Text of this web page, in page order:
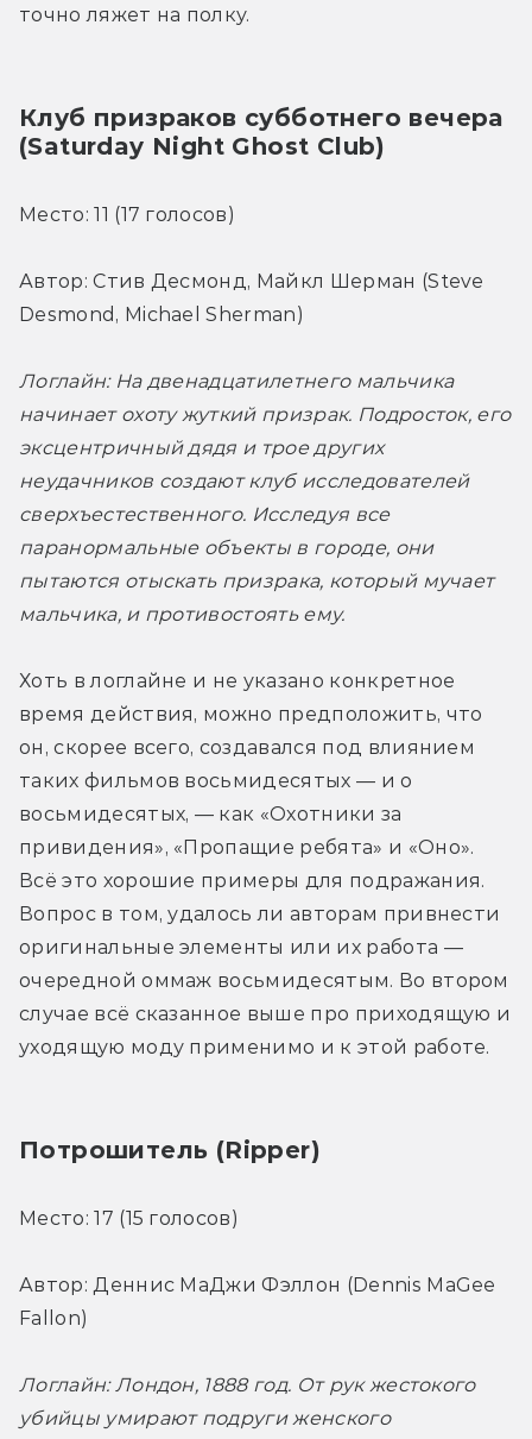
точно ляжет на полку.
Клуб призраков субботнего вечера
(Saturday Night Ghost Club)
Место: 11 (17 голосов)
Автор: Стив Десмонд, Майкл Шерман (Steve
Desmond, Michael Sherman)
Логлайн: На двенадцатилетнего мальчика
начинает охоту жуткий призрак. Подросток, его
эксцентричный дядя и трое других
неудачников создают клуб исследователей
сверхъестественного. Исследуя все
паранормальные объекты в городе, они
пытаются отыскать призрака, который мучает
мальчика, и противостоять ему.
Хоть в логлайне и не указано конкретное
время действия, можно предположить, что
он, скорее всего, создавался под влиянием
таких фильмов восьмидесятых — и о
восьмидесятых, — как «Охотники за
привидения», «Пропащие ребята» и «Оно».
Всё это хорошие примеры для подражания.
Вопрос в том, удалось ли авторам привнести
оригинальные элементы или их работа —
очередной оммаж восьмидесятым. Во втором
случае всё сказанное выше про приходящую и
уходящую моду применимо и к этой работе.
Потрошитель (Ripper)
Место: 17 (15 голосов)
Автор: Деннис МаДжи Фэллон (Dennis MaGee
Fallon)
Логлайн: Лондон, 1888 год. От рук жестокого
убийцы умирают подруги женского